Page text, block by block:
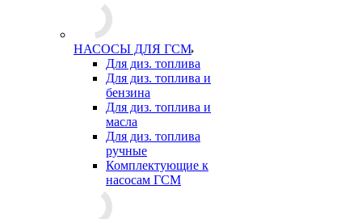
НАСОСЫ ДЛЯ ГСМ
Для диз. топлива
Для диз. топлива и
бензина
Для диз. топлива и
масла
Для диз. топлива
ручные
Комплектующие к
насосам ГСМ